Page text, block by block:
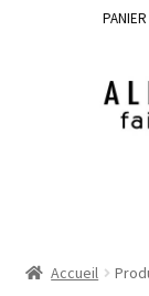
PANIER
Accueil